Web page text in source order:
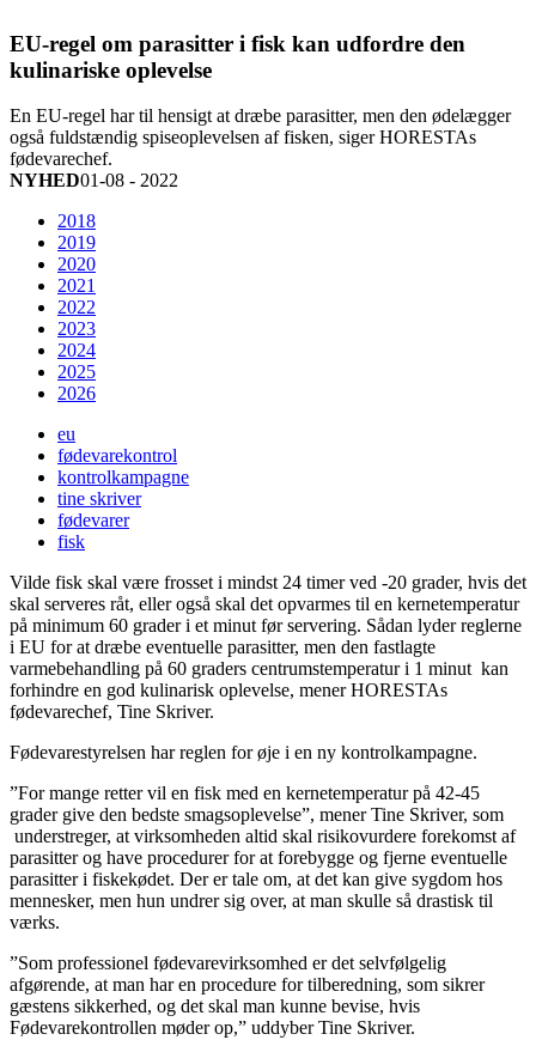
EU-regel om parasitter i fisk kan udfordre den
kulinariske oplevelse
En EU-regel har til hensigt at dræbe parasitter, men den ødelægger
også fuldstændig spiseoplevelsen af fisken, siger HORESTAs
fødevarechef.
NYHED01-08 - 2022
2018
2019
2020
2021
2022
2023
2024
2025
2026
eu
fødevarekontrol
kontrolkampagne
tine skriver
fødevarer
fisk
Vilde fisk skal være frosset i mindst 24 timer ved -20 grader, hvis det
skal serveres råt, eller også skal det opvarmes til en kernetemperatur
på minimum 60 grader i et minut før servering. Sådan lyder reglerne
i EU for at dræbe eventuelle parasitter, men den fastlagte
varmebehandling på 60 graders centrumstemperatur i 1 minut kan
forhindre en god kulinarisk oplevelse, mener HORESTAs
fødevarechef, Tine Skriver.
Fødevarestyrelsen har reglen for øje i en ny kontrolkampagne.
”For mange retter vil en fisk med en kernetemperatur på 42-45
grader give den bedste smagsoplevelse”, mener Tine Skriver, som
understreger, at virksomheden altid skal risikovurdere forekomst af
parasitter og have procedurer for at forebygge og fjerne eventuelle
parasitter i fiskekødet. Der er tale om, at det kan give sygdom hos
mennesker, men hun undrer sig over, at man skulle så drastisk til
værks.
”Som professionel fødevarevirksomhed er det selvfølgelig
afgørende, at man har en procedure for tilberedning, som sikrer
gæstens sikkerhed, og det skal man kunne bevise, hvis
Fødevarekontrollen møder op,” uddyber Tine Skriver.